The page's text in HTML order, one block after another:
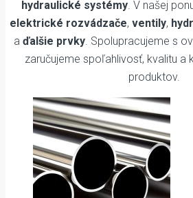
hydraulické systémy. V našej
elektrické rozvádzače, ventily,
a ďalšie prvky. Spolupracujeme s
zaručujeme spoľahlivosť, kvalitu a
produktov.